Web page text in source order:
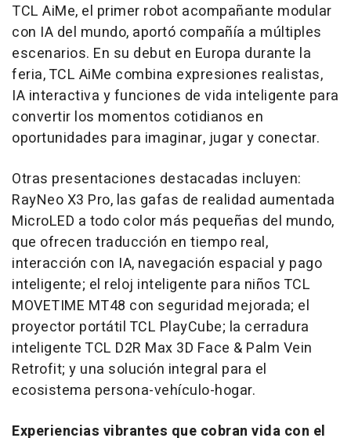
TCL AiMe, el primer robot acompañante modular
con IA del mundo, aportó compañía a múltiples
escenarios. En su debut en Europa durante la
feria, TCL AiMe combina expresiones realistas,
IA interactiva y funciones de vida inteligente para
convertir los momentos cotidianos en
oportunidades para imaginar, jugar y conectar.
Otras presentaciones destacadas incluyen:
RayNeo X3 Pro, las gafas de realidad aumentada
MicroLED a todo color más pequeñas del mundo,
que ofrecen traducción en tiempo real,
interacción con IA, navegación espacial y pago
inteligente; el reloj inteligente para niños TCL
MOVETIME MT48 con seguridad mejorada; el
proyector portátil TCL PlayCube; la cerradura
inteligente TCL D2R Max 3D Face & Palm Vein
Retrofit; y una solución integral para el
ecosistema persona-vehículo-hogar.
Experiencias vibrantes que cobran vida con el